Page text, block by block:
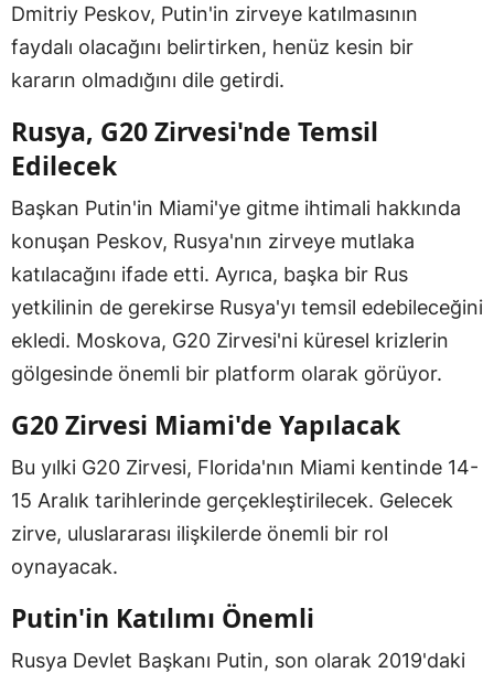
Dmitriy Peskov, Putin'in zirveye katılmasının
faydalı olacağını belirtirken, henüz kesin bir
kararın olmadığını dile getirdi.
Rusya, G20 Zirvesi'nde Temsil
Edilecek
Başkan Putin'in Miami'ye gitme ihtimali hakkında
konuşan Peskov, Rusya'nın zirveye mutlaka
katılacağını ifade etti. Ayrıca, başka bir Rus
yetkilinin de gerekirse Rusya'yı temsil edebileceğini
ekledi. Moskova, G20 Zirvesi'ni küresel krizlerin
gölgesinde önemli bir platform olarak görüyor.
G20 Zirvesi Miami'de Yapılacak
Bu yılki G20 Zirvesi, Florida'nın Miami kentinde 14-
15 Aralık tarihlerinde gerçekleştirilecek. Gelecek
zirve, uluslararası ilişkilerde önemli bir rol
oynayacak.
Putin'in Katılımı Önemli
Rusya Devlet Başkanı Putin, son olarak 2019'daki